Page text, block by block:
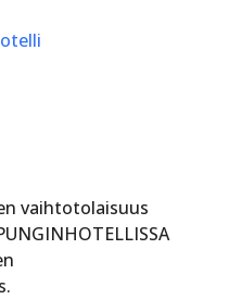
vaihtotolaisuus